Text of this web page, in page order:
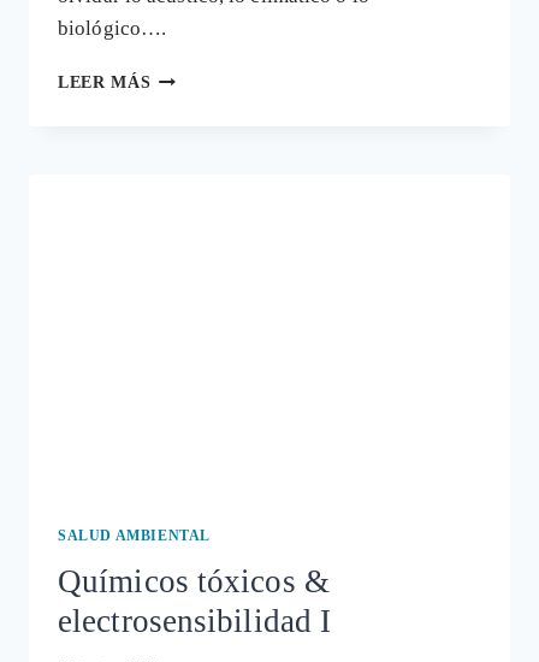
biológico….
LEER MÁS QUÍMICOS
SALUD AMBIENTAL
Químicos tóxicos &
electrosensibilidad I